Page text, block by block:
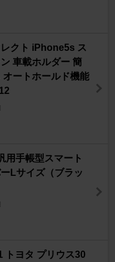
クト iPhone5s ス
車載ホルダー 簡
オートホールド機能
用手帳型スマート
Lサイズ（ブラッ
トヨタ プリウス30